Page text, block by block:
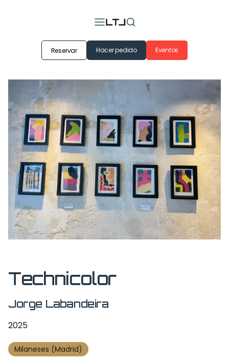
Reservar Hacer pedido Eventos
Technicolor
Jorge Labandeira
2025
Milaneses (Madrid)